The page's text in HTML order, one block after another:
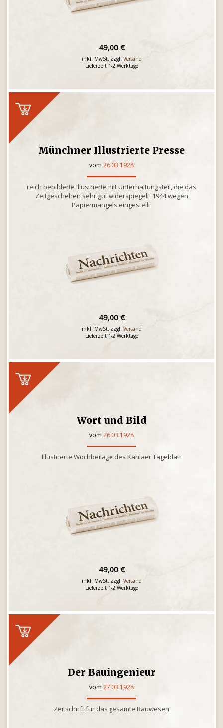
49,00 €
inkl. MwSt. zzgl. Versand
Lieferzeit 1-2 Werktage
Münchner Illustrierte Presse
vom 26.03.1928
reich bebilderte Illustrierte mit Unterhaltungsteil, die das
Zeitgeschehen sehr gut widerspiegelt. 1944 wegen
Papiermangels eingestellt.
49,00 €
inkl. MwSt. zzgl. Versand
Lieferzeit 1-2 Werktage
Wort und Bild
vom 26.03.1928
Illustrierte Wochbeilage des Kahlaer Tageblatt
49,00 €
inkl. MwSt. zzgl. Versand
Lieferzeit 1-2 Werktage
Der Bauingenieur
vom 27.03.1928
Zeitschrift für das gesamte Bauwesen